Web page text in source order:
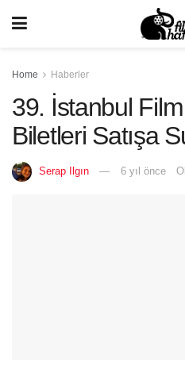
Home Haberler
39. İstanbul
Biletleri Satışa
Serap Ilgın 6 yıl önce